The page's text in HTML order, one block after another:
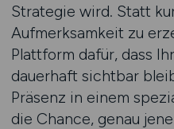
Strategie wird. Statt
Aufmerksamkeit zu
Plattform dafür, dass
dauerhaft sichtbar
Präsenz in einem
die Chance, genau